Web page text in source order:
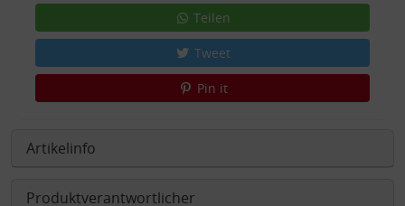
Teilen
Tweet
Pin it
Artikelinfo
Produktverantwortlicher